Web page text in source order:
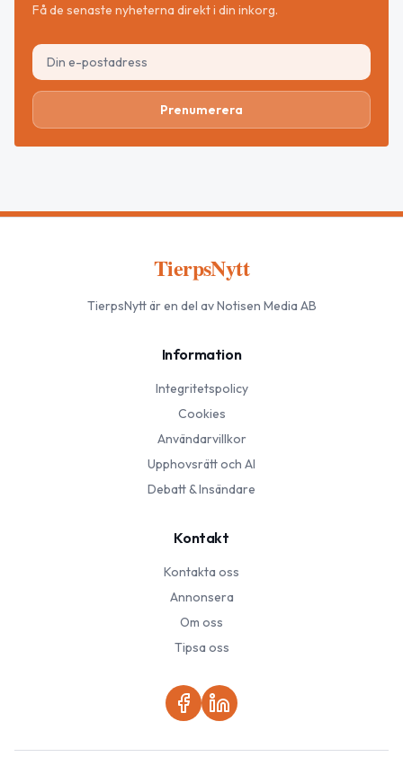
Få de senaste nyheterna direkt i din inkorg.
Prenumerera
TierpsNytt
TierpsNyttär en del av Notisen Media AB
Information
Integritetspolicy
Cookies
Användarvillkor
Upphovsrätt och AI
Debatt & Insändare
Kontakt
Kontakta oss
Annonsera
Om oss
Tipsa oss